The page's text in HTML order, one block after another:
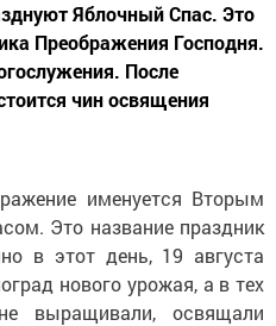
Яблочный Спас. Это
Преображения Господня.
После
чин освящения
именуется Вторым
Это название праздник
в этот день, 19 августа
нового урожая, а в тех
выращивали, освящали